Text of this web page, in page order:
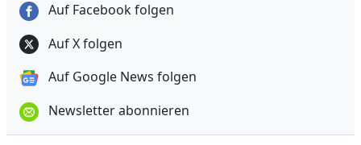
Auf Facebook folgen
Auf X folgen
Auf Google News folgen
Newsletter abonnieren